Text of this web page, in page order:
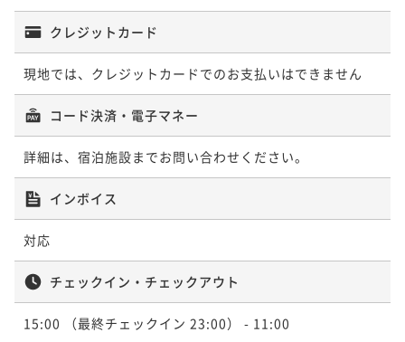
クレジットカード
現地では、クレジットカードでのお支払いはできません
コード決済・電子マネー
詳細は、宿泊施設までお問い合わせください。
インボイス
対応
チェックイン・チェックアウト
15:00 （最終チェックイン 23:00） - 11:00